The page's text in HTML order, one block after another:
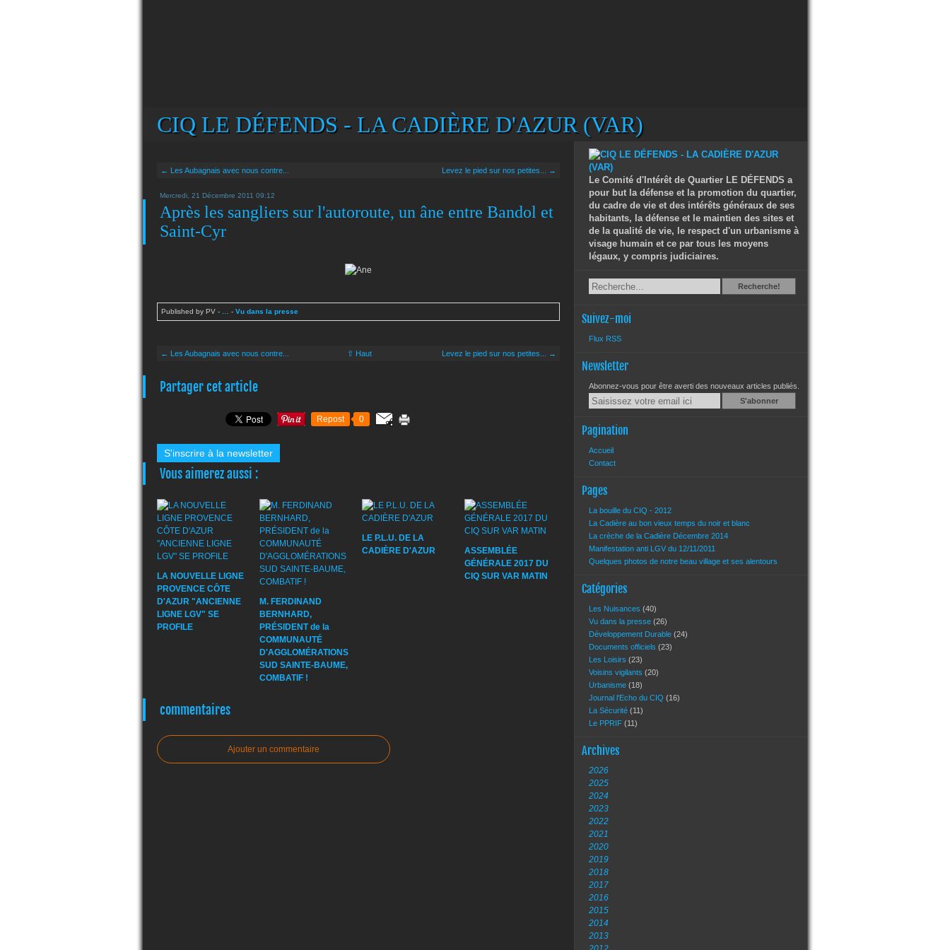
CIQ LE DÉFENDS - LA CADIÈRE D'AZUR (VAR)
← Les Aubagnais avec nous contre... Levez le pied sur nos petites... →
Mercredi, 21 Décembre 2011 09:12
Après les sangliers sur l'autoroute, un âne entre Bandol et
Saint-Cyr
Published by PV - - Vu dans la presse
← Les Aubagnais avec nous contre... ⇧ Haut Levez le pied sur nos petites... →
Partager cet article
Repost 0
S'inscrire à la newsletter
Vous aimerez aussi :
LA NOUVELLE LIGNE
PROVENCE CÔTE
D'AZUR "ANCIENNE
LIGNE LGV" SE
PROFILE
M. FERDINAND
BERNHARD,
PRÉSIDENT de la
COMMUNAUTÉ
D'AGGLOMÉRATIONS
SUD SAINTE-BAUME,
COMBATIF !
LE P.L.U. DE LA
CADIÈRE D'AZUR
ASSEMBLÉE
GÉNÉRALE 2017 DU
CIQ SUR VAR MATIN
commentaires
Ajouter un commentaire
Le Comité d'Intérêt de Quartier LE DÉFENDS a
pour but la défense et la promotion du quartier,
du cadre de vie et des intérêts généraux de ses
habitants, la défense et le maintien des sites et
de la qualité de vie, le respect d'un urbanisme à
visage humain et ce par tous les moyens
légaux, y compris judiciaires.
RechercheRecherche!
Suivez-moi
Flux RSS
Newsletter
Abonnez-vous pour être averti des nouveaux articles publiés.
Email
Pagination
Accueil
Contact
Pages
La bouille du CIQ - 2012
La Cadière au bon vieux temps du noir et blanc
La crèche de la Cadière Décembre 2014
Manifestation anti LGV du 12/11/2011
Quelques photos de notre beau village et ses alentours
Catégories
Les Nuisances (40)
Vu dans la presse (26)
Développement Durable (24)
Documents officiels (23)
Les Loisirs (23)
Voisins vigilants (20)
Urbanisme (18)
Journal l'Echo du CIQ (16)
La Sécurité (11)
Le PPRIF (11)
Archives
2026
2025
2024
2023
2022
2021
2020
2019
2018
2017
2016
2015
2014
2013